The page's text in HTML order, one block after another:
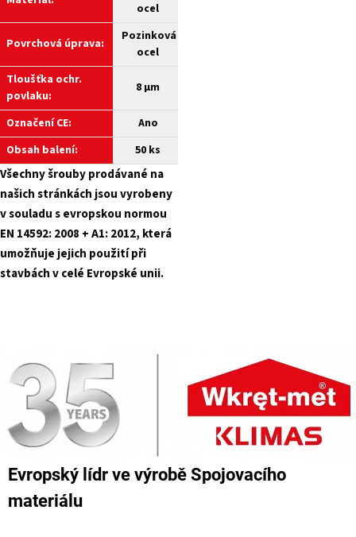
ocel
Povrchová úprava:
Pozinková
ocel
Tloušťka ochr.
povlaku:
8 µm
Označení CE:
Ano
Obsah balení:
50 ks
Všechny šrouby prodávané na
našich stránkách jsou vyrobeny
v souladu s evropskou normou
EN 14592: 2008 + A1: 2012, která
umožňuje jejich použití při
stavbách v celé Evropské unii.
Evropský lídr ve výrobě Spojovacího
materiálu